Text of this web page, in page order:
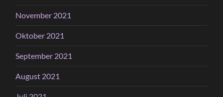
November 2021
Oktober 2021
September 2021
August 2021